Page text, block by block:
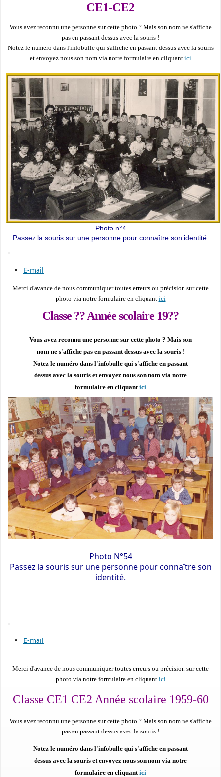
CE1-CE2
Vous avez reconnu une personne sur cette photo ? Mais son nom ne s'affiche
pas en passant dessus avec la souris !
Notez le numéro dans l'infobulle qui s'affiche en passant dessus avec la souris
et envoyez nous son nom via notre formulaire en cliquant ici
Photo n°4
Passez la souris sur une personne pour connaître son identité.
E-mail
Merci d'avance de nous communiquer toutes erreurs ou précision sur cette
photo via notre formulaire en cliquant ici
Classe ?? Année scolaire 19??
Vous avez reconnu une personne sur cette photo ? Mais son
nom ne s'affiche pas en passant dessus avec la souris !
Notez le numéro dans l'infobulle qui s'affiche en passant
dessus avec la souris et envoyez nous son nom via notre
formulaire en cliquant ici
Photo N°54
Passez la souris sur une personne pour connaître son
identité.
E-mail
Merci d'avance de nous communiquer toutes erreurs ou précision sur cette
photo via notre formulaire en cliquant ici
Classe CE1 CE2 Année scolaire 1959-60
Vous avez reconnu une personne sur cette photo ? Mais son nom ne s'affiche
pas en passant dessus avec la souris !
Notez le numéro dans l'infobulle qui s'affiche en passant
dessus avec la souris et envoyez nous son nom via notre
formulaire en cliquant ici